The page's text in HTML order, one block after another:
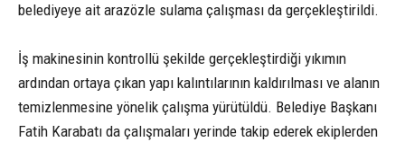
belediyeye ait arazözle sulama çalışması da gerçekleştirildi.
İş makinesinin kontrollü şekilde gerçekleştirdiği yıkımın
ardından ortaya çıkan yapı kalıntılarının kaldırılması ve alanın
temizlenmesine yönelik çalışma yürütüldü. Belediye Başkanı
Fatih Karabatı da çalışmaları yerinde takip ederek ekiplerden